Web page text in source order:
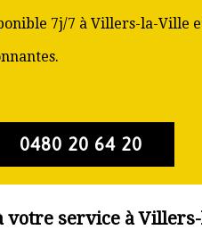
7j/7 à Villers-la-Ville
0480 20 64 20
votre service à